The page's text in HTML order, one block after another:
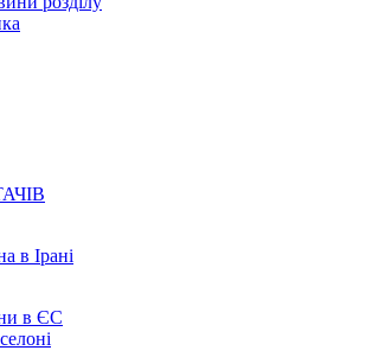
в Ірані
в ЄС